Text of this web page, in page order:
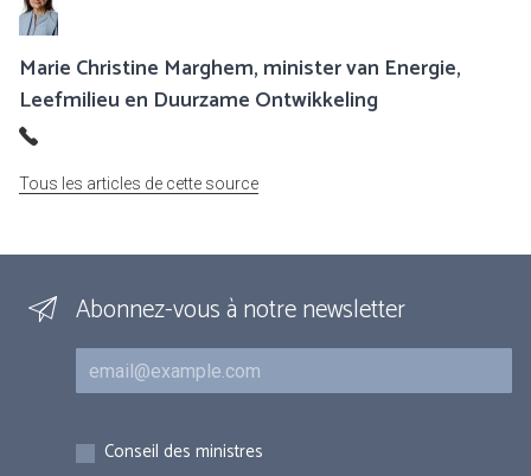
Marie Christine Marghem, minister van Energie,
Leefmilieu en Duurzame Ontwikkeling
Tous les articles de cette source
Abonnez-vous à notre newsletter
Courriel
Inscriptions
Conseil des ministres